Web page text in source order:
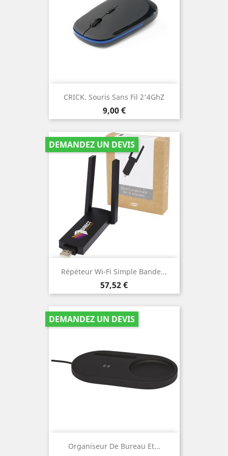
CRICK. Souris Sans Fil 2'4GhZ
Prix
9,00 €
Répéteur Wi-Fi Simple Bande...
Prix
57,52 €
DEMANDEZ UN DEVIS
Organiseur De Bureau Et...
DEMANDEZ UN DEVIS